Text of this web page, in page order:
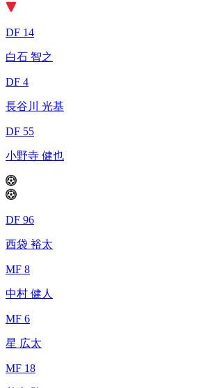
DF 14
白石 智之
DF 4
長谷川 光基
DF 55
小野寺 健也
DF 96
西袋 裕太
MF 8
中村 健人
MF 6
星 広太
MF 18